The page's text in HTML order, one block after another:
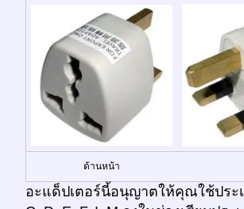
ด้านหน้า
อะแด็ปเตอร์นี้อนุญาตให้คุณใช้ประ